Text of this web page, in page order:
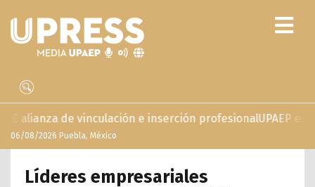
e inserción profesionalUPAEP estrena ‘Volar’,
06/08/2026 Puebla, México
Líderes empresariales